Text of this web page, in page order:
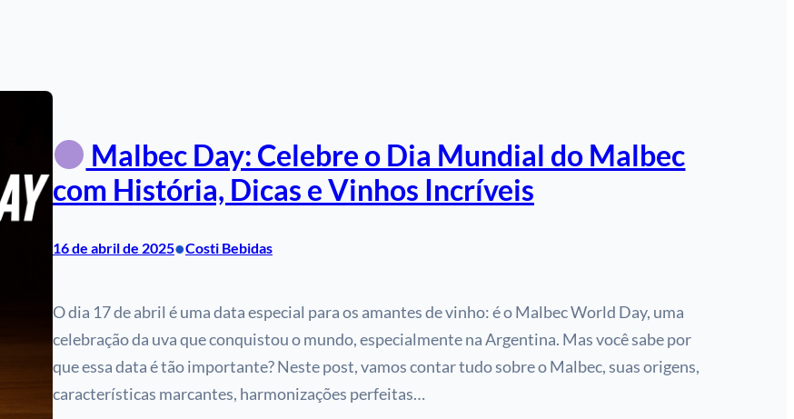
Malbec Day: Celebre o Dia Mundial do Malbec
com História, Dicas e Vinhos Incríveis
16 de abril de 2025•Costi Bebidas
O dia 17 de abril é uma data especial para os amantes de vinho: é o Malbec World Day, uma
celebração da uva que conquistou o mundo, especialmente na Argentina. Mas você sabe por
que essa data é tão importante? Neste post, vamos contar tudo sobre o Malbec, suas origens,
características marcantes, harmonizações perfeitas…